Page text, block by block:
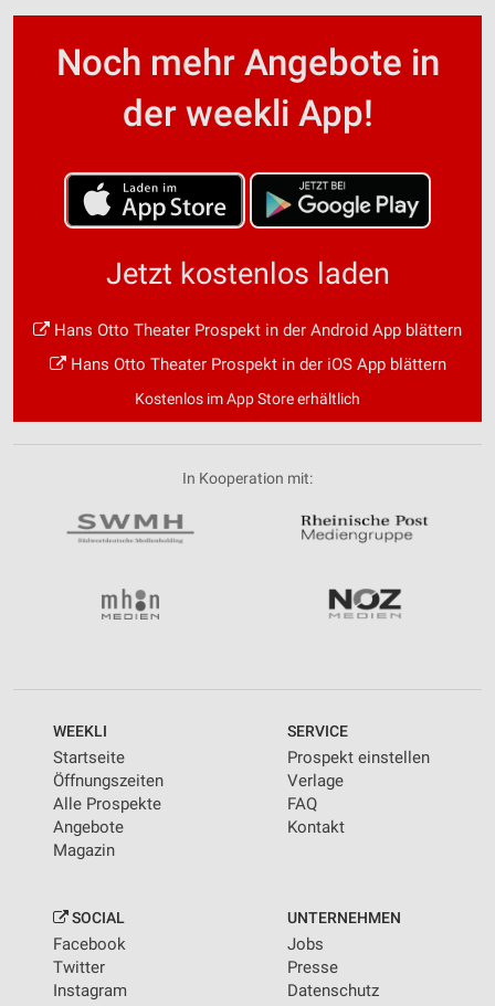
Noch mehr Angebote in
der weekli App!
Jetzt kostenlos laden
Hans Otto Theater Prospekt in der Android App blättern
Hans Otto Theater Prospekt in der iOS App blättern
Kostenlos im App Store erhältlich
In Kooperation mit:
WEEKLI
Startseite
Öffnungszeiten
Alle Prospekte
Angebote
Magazin
SERVICE
Prospekt einstellen
Verlage
FAQ
Kontakt
SOCIAL
Facebook
Twitter
Instagram
UNTERNEHMEN
Jobs
Presse
Datenschutz